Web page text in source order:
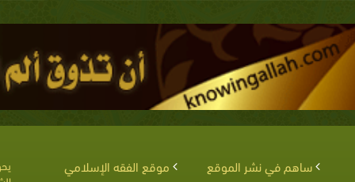
ساهم في نشر الموقع
موقع الفقه الإسلامي